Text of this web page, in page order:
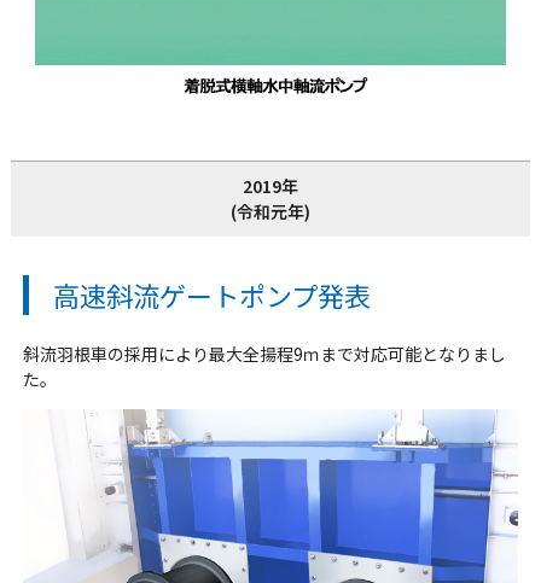
2019年
(令和元年)
高速斜流ゲートポンプ発表
斜流羽根車の採用により最大全揚程9ｍまで対応可能となりまし
た。